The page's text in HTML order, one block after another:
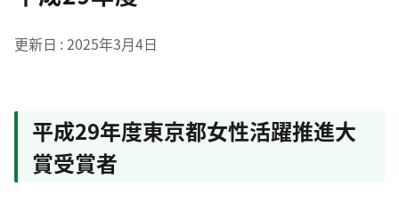
更新日 2025年3月4日
平成29年度東京都女性活躍推進大
賞受賞者